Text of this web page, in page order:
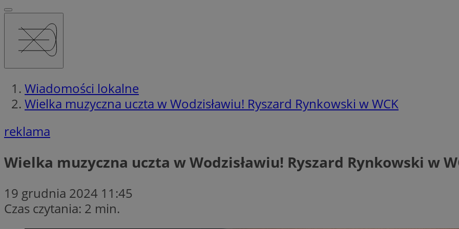
Wiadomości lokalne
Wielka muzyczna uczta w Wodzisławiu! Ryszard Rynkowski w WCK
reklama
Wielka muzyczna uczta w Wodzisławiu! Ryszard Rynkowski w
19 grudnia 2024 11:45
Czas czytania: 2 min.